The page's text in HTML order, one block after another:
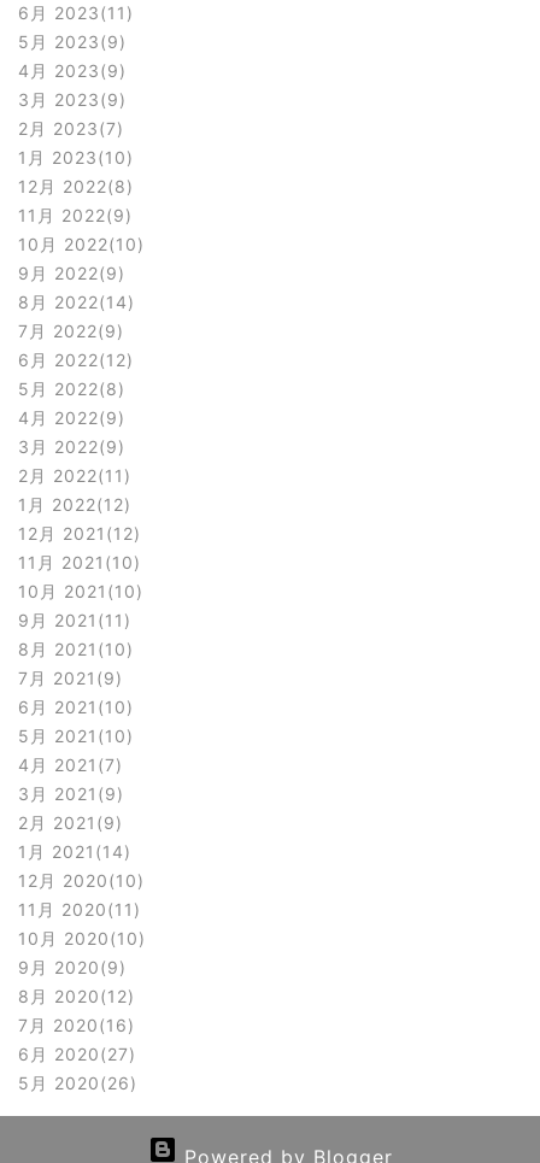
6月 2023 11
5月 2023 9
4月 2023 9
3月 2023 9
2月 2023 7
1月 2023 10
12月 2022 8
11月 2022 9
10月 2022 10
9月 2022 9
8月 2022 14
7月 2022 9
6月 2022 12
5月 2022 8
4月 2022 9
3月 2022 9
2月 2022 11
1月 2022 12
12月 2021 12
11月 2021 10
10月 2021 10
9月 2021 11
8月 2021 10
7月 2021 9
6月 2021 10
5月 2021 10
4月 2021 7
3月 2021 9
2月 2021 9
1月 2021 14
12月 2020 10
11月 2020 11
10月 2020 10
9月 2020 9
8月 2020 12
7月 2020 16
6月 2020 27
5月 2020 26
Powered by Blogger